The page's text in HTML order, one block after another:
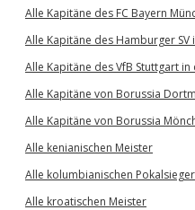
Alle Kapitäne des FC Bayern
Alle Kapitäne des Hamburger SV
Alle Kapitäne des VfB Stuttgart
Alle Kapitäne von Borussia
Alle Kapitäne von Borussia
Alle kenianischen Meister
Alle kolumbianischen Pokalsieger
Alle kroatischen Meister